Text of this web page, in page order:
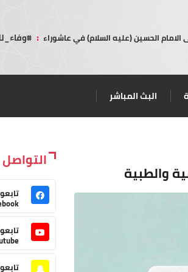
الامام الحسين (عليه السلام) في عاشوراء :
البث المباشر
والطبية